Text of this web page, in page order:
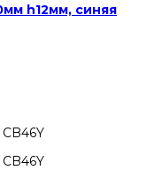
h12мм, синяя